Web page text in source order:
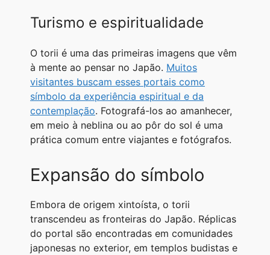
Turismo e espiritualidade
O torii é uma das primeiras imagens que vêm
à mente ao pensar no Japão. Muitos
visitantes buscam esses portais como
símbolo da experiência espiritual e da
contemplação. Fotografá-los ao amanhecer,
em meio à neblina ou ao pôr do sol é uma
prática comum entre viajantes e fotógrafos.
Expansão do símbolo
Embora de origem xintoísta, o torii
transcendeu as fronteiras do Japão. Réplicas
do portal são encontradas em comunidades
japonesas no exterior, em templos budistas e